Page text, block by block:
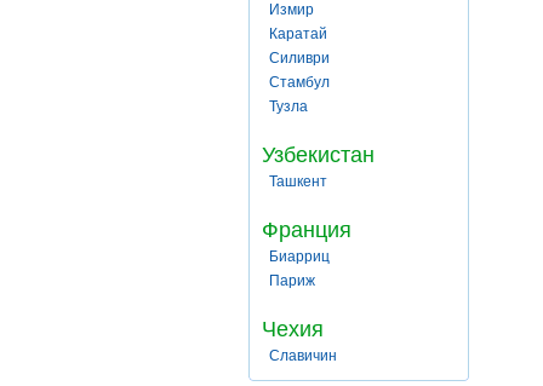
Измир
Каратай
Силиври
Стамбул
Тузла
Узбекистан
Ташкент
Франция
Биарриц
Париж
Чехия
Славичин